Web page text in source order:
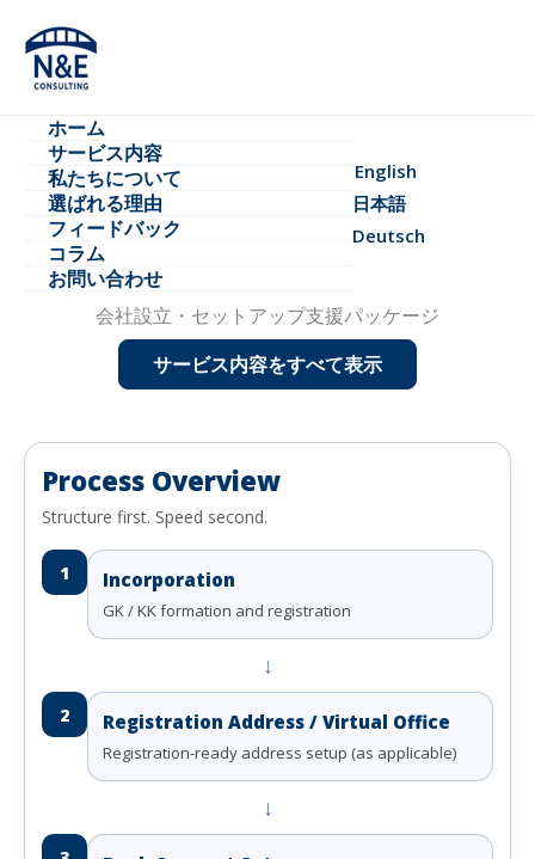
ホーム
サービス内容
私たちについて​
選ばれる理由​
フィードバック
コラム
お問い合わせ
English
日本語
Deutsch
会社設立・セットアップ支援パッケージ
サービス内容をすべて表示
Process Overview
Structure first. Speed second.
1 Incorporation
GK / KK formation and registration
↓
2 Registration Address / Virtual Office
Registration-ready address setup (as applicable)
↓